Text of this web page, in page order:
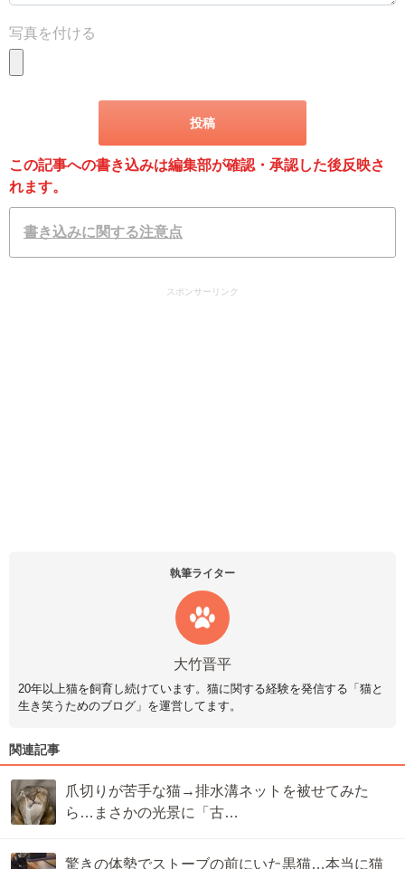
写真を付ける
この記事への書き込みは編集部が確認・承認した後反映さ
れます。
書き込みに関する注意点
スポンサーリンク
執筆ライター
大竹晋平
20年以上猫を飼育し続けています。猫に関する経験を発信する「猫と
生き笑うためのブログ」を運営してます。
関連記事
爪切りが苦手な猫→排水溝ネットを被せてみた
ら…まさかの光景に「古…
驚きの体勢でストーブの前にいた黒猫…本当に猫